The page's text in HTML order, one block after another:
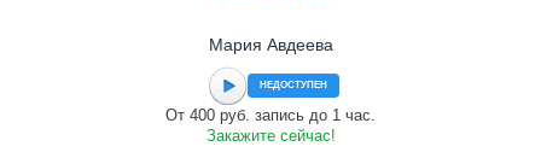
Мария Авдеева
НЕДОСТУПЕН
От 400 руб. запись до 1 час.
Закажите сейчас!